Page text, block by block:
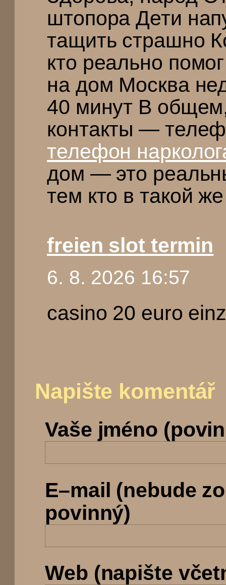
штопора Дети
тащить страшно
кто реально
на дом Москва
40 минут В
контакты —
телефон
дом — это
тем кто в такой
freien slot termin
6. 8. 2026 16:57
casino 20 euro
Napište komentář
Vaše jméno
E–mail (nebude
povinný)
Web (napište